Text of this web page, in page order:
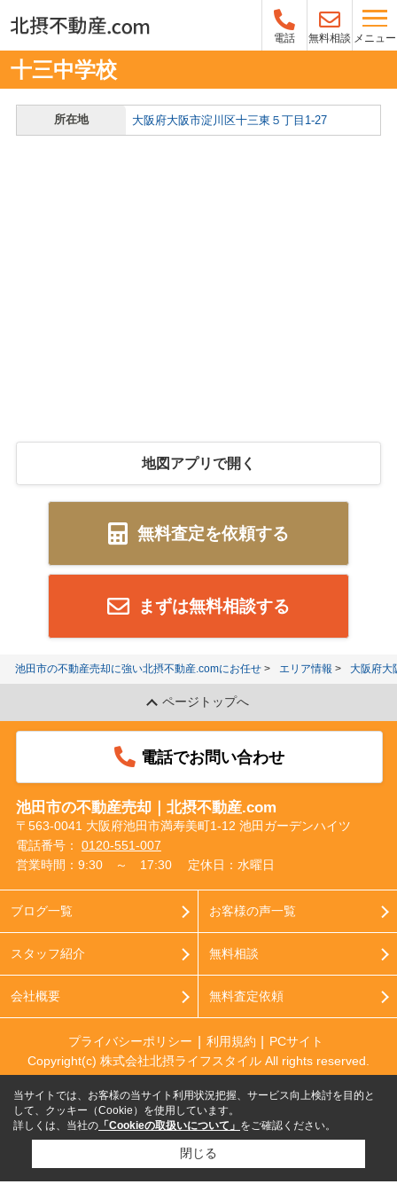
電話 無料相談 メニュー
十三中学校
所在地 大阪府大阪市淀川区十三東５丁目1-27
地図アプリで開く
無料査定を依頼する
まずは無料相談する
池田市の不動産売却に強い北摂不動産.comにお任せ エリア情報 大阪府大
ページトップへ
電話でお問い合わせ
池田市の不動産売却｜北摂不動産.com
〒563-0041 大阪府池田市満寿美町1-12 池田ガーデンハイツ
電話番号： 0120-551-007
営業時間：9:30 ～ 17:30
定休日：水曜日
ブログ一覧
スタッフ紹介
会社概要
お客様の声一覧
無料相談
無料査定依頼
プライバシーポリシー 利用規約
PCサイト
Copyright(c) 株式会社北摂ライフスタイル All rights reserved.
当サイトでは、お客様の当サイト利用状況把握、サービス向上検討を目的と
して、クッキー（Cookie）を使用しています。
詳しくは、当社の 「Cookieの取扱いについて」 をご確認ください。
閉じる